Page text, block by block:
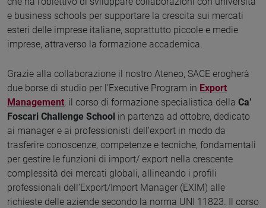
e business schools per supportare la crescita sui mercati
esteri delle imprese italiane, soprattutto piccole e medie
imprese, attraverso la formazione accademica.
Grazie alla collaborazione il nostro Ateneo, SACE erogherà
due borse di studio per l’Executive Program in Export
Management, il corso di formazione specialistica della Ca’
Foscari Challenge School in partenza ad ottobre, dedicato
ai manager e ai professionisti dell’export in modo da
trasferire conoscenze, competenze e tecniche, fondamentali
per gestire le funzioni di import/ export nella crescente
complessità dei mercati globali, allineando i profili
professionali dell’Export/Import Manager (EXIM) alle
richieste delle aziende secondo la norma UNI 11823. Il corso